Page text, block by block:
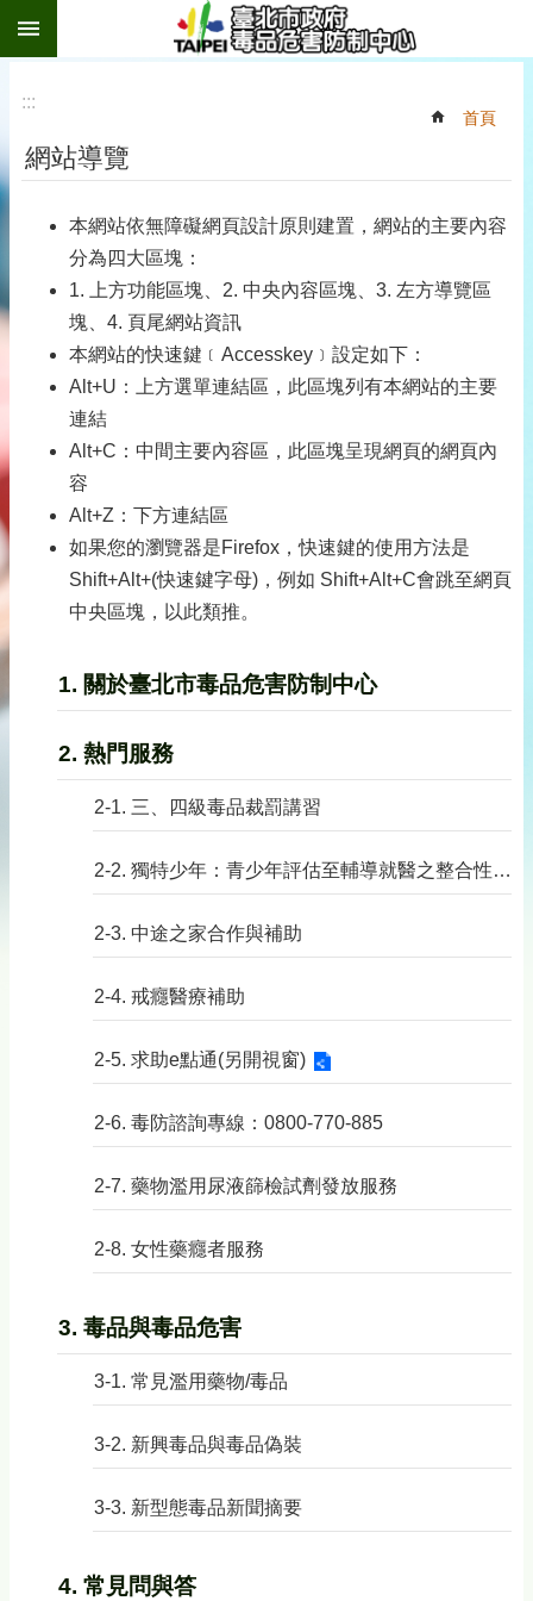
跳到主要內容區塊
:::
首頁
網站導覽
本網站依無障礙網頁設計原則建置，網站的主要內容
分為四大區塊：
1. 上方功能區塊、2. 中央內容區塊、3. 左方導覽區
塊、4. 頁尾網站資訊
本網站的快速鍵﹝Accesskey﹞設定如下：
Alt+U：上方選單連結區，此區塊列有本網站的主要
連結
Alt+C：中間主要內容區，此區塊呈現網頁的網頁內
容
Alt+Z：下方連結區
如果您的瀏覽器是Firefox，快速鍵的使用方法是
Shift+Alt+(快速鍵字母)，例如 Shift+Alt+C會跳至網頁
中央區塊，以此類推。
1. 關於臺北市毒品危害防制中心
2. 熱門服務
2-1. 三、四級毒品裁罰講習
2-2. 獨特少年：青少年評估至輔導就醫之整合性戒癮服務
2-3. 中途之家合作與補助
2-4. 戒癮醫療補助
2-5. 求助e點通(另開視窗)
2-6. 毒防諮詢專線：0800-770-885
2-7. 藥物濫用尿液篩檢試劑發放服務
2-8. 女性藥癮者服務
3. 毒品與毒品危害
3-1. 常見濫用藥物/毒品
3-2. 新興毒品與毒品偽裝
3-3. 新型態毒品新聞摘要
4. 常見問與答